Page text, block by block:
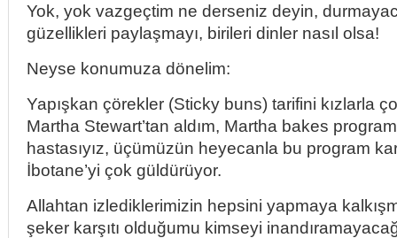
Yok, yok vazgeçtim ne derseniz deyin,
güzellikleri paylaşmayı, birileri dinler nasıl olsa!
Neyse konumuza dönelim:
Yapışkan çörekler (Sticky buns) tarifini kızlarla
Martha Stewart’tan aldım, Martha bakes
hastasıyız, üçümüzün heyecanla bu program
İbotane’yi çok güldürüyor.
Allahtan izlediklerimizin hepsini yapmaya
şeker karşıtı olduğumu kimseyi